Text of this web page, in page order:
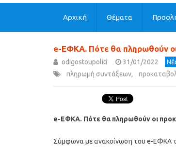
Αρχική Θέματα
e-ΕΦΚΑ. Πότε θα πληρωθούν
odigostoupoliti 31/01/2022
πληρωμή συντάξεων,
e-ΕΦΚΑ. Πότε θα πληρωθούν οι
Σύμφωνα με ανακοίνωση του e-ΕΦΚΑ